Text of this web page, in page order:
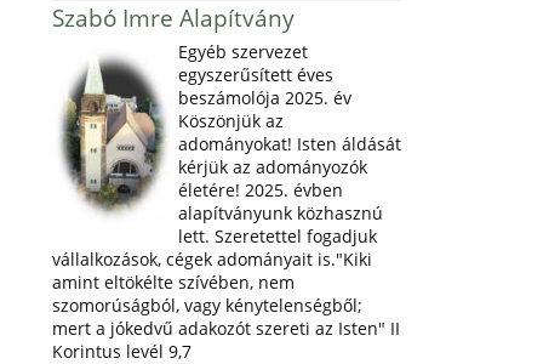
Szabó Imre Alapítvány
Egyéb szervezet
egyszerűsített éves
beszámolója 2025. év
Köszönjük az
adományokat! Isten áldását
kérjük az adományozók
életére! 2025. évben
alapítványunk közhasznú
lett. Szeretettel fogadjuk
vállalkozások, cégek adományait is."Kiki
amint eltökélte szívében, nem
szomorúságból, vagy kénytelenségből;
mert a jókedvű adakozót szereti az Isten" II
Korintus levél 9,7